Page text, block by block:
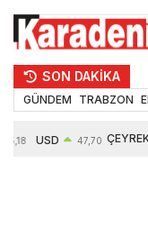
SON DAKİKA
GÜNDEM TRABZON
55,18 USD 47,70 ÇEYREK